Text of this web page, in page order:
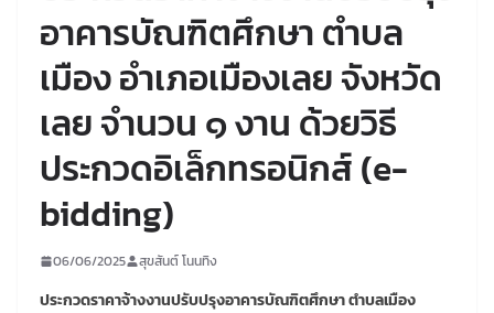
อาคารบัณฑิตศึกษา ตำบล
เมือง อำเภอเมืองเลย จังหวัด
เลย จำนวน ๑ งาน ด้วยวิธี
ประกวดอิเล็กทรอนิกส์ (e-
bidding)
06/06/2025 สุขสันต์ โนนทิง
ประกวดราคาจ้างงานปรับปรุงอาคารบัณฑิตศึกษา ตำบลเมือง